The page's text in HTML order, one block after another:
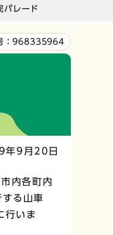
パレード
：968335964
年9月20日
内各町内
る山車
行いま